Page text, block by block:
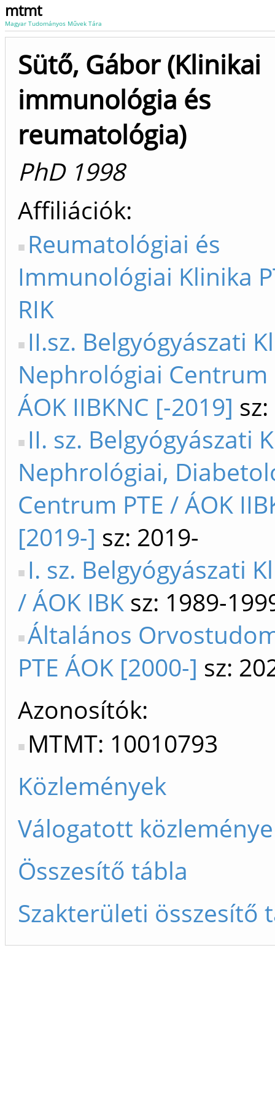
mtmt
Magyar Tudományos Művek Tára
Sütő, Gábor (Klinikai
immunológia és
reumatológia)
PhD 1998
Affiliációk
Reumatológiai és
Immunológiai Klinika
RIK
II.sz. Belgyógyászati
Nephrológiai Centrum
ÁOK IIBKNC [-2019]
II. sz. Belgyógyászati
Nephrológiai,
Centrum PTE / ÁOK
[2019-] sz: 2019-
I. sz. Belgyógyászati
/ ÁOK IBK sz: 1989-
Általános
PTE ÁOK [2000-] sz:
Azonosítók
MTMT: 10010793
Közlemények
Válogatott
Összesítő tábla
Szakterületi összesítő